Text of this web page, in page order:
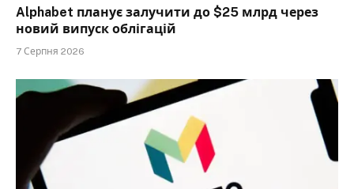
Alphabet планує залучити до $25 млрд через
новий випуск облігацій
7 Серпня 2026